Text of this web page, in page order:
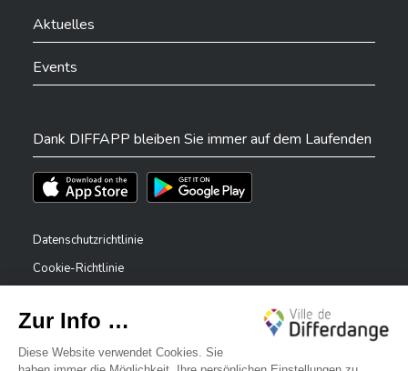
Aktuelles
Events
Dank DIFFAPP bleiben Sie immer auf dem Laufenden
Téléchargez l'app sur l'App StoreTéléchargez l'app sur Play Store
Datenschutzrichtlinie
Cookie-Richtlinie
Erklärung zur Barrierefreiheit
Meldesystem – Whistleblower
✕